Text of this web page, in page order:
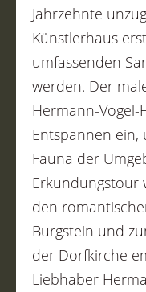
Jahrzehnte
Künstlerhaus
umfassenden
werden. Der
Hermann-Vogel-
Entspannen ein,
Fauna der
Erkundungstour
den
Burgstein und
der Dorfkirche
Liebhaber